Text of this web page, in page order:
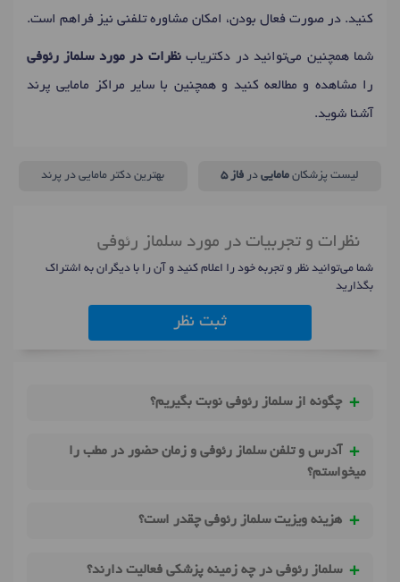
کنید. در صورت فعال بودن، امکان مشاوره تلفنی نیز فراهم است.
شما همچنین می‌توانید در دکتریابنظرات در مورد سلماز رئوفی
را مشاهده و مطالعه کنید و همچنین با سایر مراکز مامایی پرند
آشنا شوید.
لیست پزشکانمامایی درفاز 5 بهترین دکتر مامایی در پرند
نظرات و تجربیات در مورد سلماز رئوفی
شما می‌توانید نظر و تجربه خود را اعلام کنید و آن را با دیگران به اشتراک
بگذارید
ثبت نظر
چگونه از سلماز رئوفی نوبت بگیریم؟
آدرس و تلفن سلماز رئوفی و زمان حضور در مطب را
میخواستم؟
هزینه ویزیت سلماز رئوفی چقدر است؟
سلماز رئوفی در چه زمینه پزشکی فعالیت دارند؟